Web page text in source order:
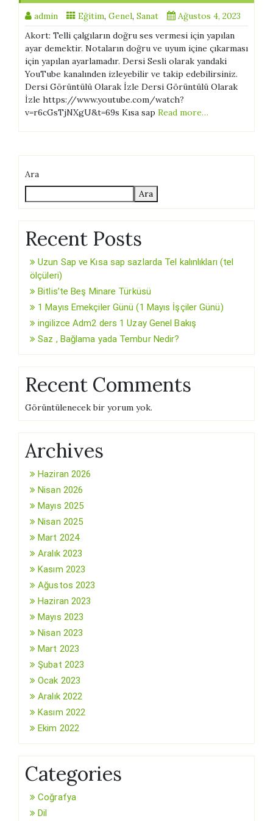
admin Eğitim, Genel, Sanat
Ağustos 4, 2023
Akort: Telli çalgıların doğru ses vermesi için yapılan
ayar demektir. Notaların doğru ve uyum içine çıkarması
için yapılan ayarlamadır. Dersi Sesli olarak yandaki
YouTube kanalınden izleyebilir ve takip edebilirsiniz.
Dersi Görüntülü Olarak İzle Dersi Görüntülü Olarak
İzle https://www.youtube.com/watch?
v=r6cGsTjNXgU&t=69s Kısa sap Read more…
Ara
Ara
Recent Posts
Uzun Sap ve Kısa sap sazlarda Tel kalınlıkları (tel
ölçüleri)
Bitlis’te Beş Minare Türküsü
1 Mayıs Emekçiler Günü (1 Mayıs İşçiler Günü)
ingilizce Adm2 ders 1 Uzay Genel Bakış
Saz , Bağlama yada Tembur Nedir?
Recent Comments
Görüntülenecek bir yorum yok.
Archives
Haziran 2026
Nisan 2026
Mayıs 2025
Nisan 2025
Mart 2024
Aralık 2023
Kasım 2023
Ağustos 2023
Haziran 2023
Mayıs 2023
Nisan 2023
Mart 2023
Şubat 2023
Ocak 2023
Aralık 2022
Kasım 2022
Ekim 2022
Categories
Coğrafya
Dil